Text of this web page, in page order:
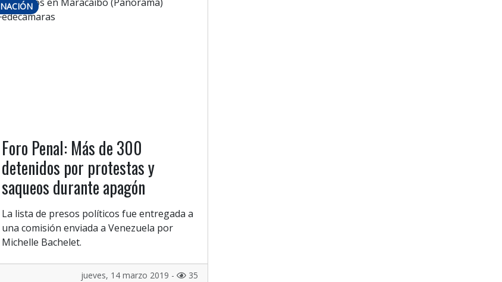
NACIÓN
Foro Penal: Más de 300
detenidos por protestas y
saqueos durante apagón
La lista de presos políticos fue entregada a
una comisión enviada a Venezuela por
Michelle Bachelet.
jueves, 14 marzo 2019 - 35